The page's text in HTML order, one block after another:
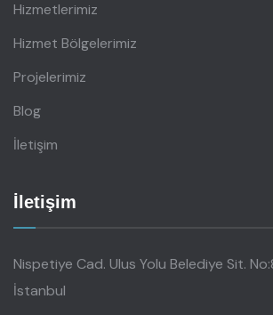
Hizmetlerimiz
Hizmet Bölgelerimiz
Projelerimiz
Blog
İletişim
İletişim
Nispetiye Cad. Ulus Yolu Belediye Sit.
İstanbul